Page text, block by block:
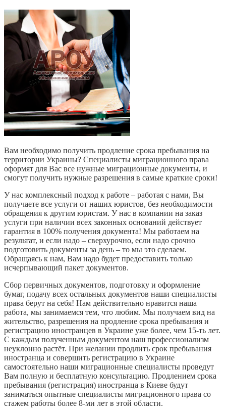
Вам необходимо получить продление срока пребывания на
территории Украины? Специалисты миграционного права
оформят для Вас все нужные миграционные документы, и
смогут получить нужные разрешения в самые краткие сроки!
У нас комплексный подход к работе – работая с нами, Вы
получаете все услуги от наших юристов, без необходимости
обращения к другим юристам. У нас в компании на заказ
услуги при наличии всех законных оснований действует
гарантия в 100% получения документа! Мы работаем на
результат, и если надо – сверхурочно, если надо срочно
подготовить документы за день – то мы это сделаем.
Обращаясь к нам, Вам надо будет предоставить только
исчерпывающий пакет документов.
Сбор первичных документов, подготовку и оформление
бумаг, подачу всех остальных документов наши специалисты
права берут на себя! Нам действительно нравится наша
работа, мы занимаемся тем, что любим. Мы получаем вид на
жительство, разрешения на продление срока пребывания и
регистрацию иностранцев в Украине уже более, чем 15-ть лет.
С каждым полученным документом наш профессионализм
неуклонно растёт. При желании продлить срок пребывания
иностранца и совершить регистрацию в Украине
самостоятельно наши миграционные специалисты проведут
Вам полную и бесплатную консультацию. Продлением срока
пребывания (регистрация) иностранца в Киеве будут
заниматься опытные специалисты миграционного права со
стажем работы более 8-ми лет в этой области.